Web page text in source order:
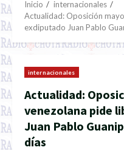
Inicio
internacionales
Actualidad: Oposición
exdiputado Juan Pablo
internacionales
Actualidad:
venezolana pide
Juan Pablo
días